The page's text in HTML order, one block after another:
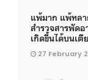
แพ้มาก แพ้หล
สำรวจสารพัด
เกิดขึ้นได้บนเตี
27 February